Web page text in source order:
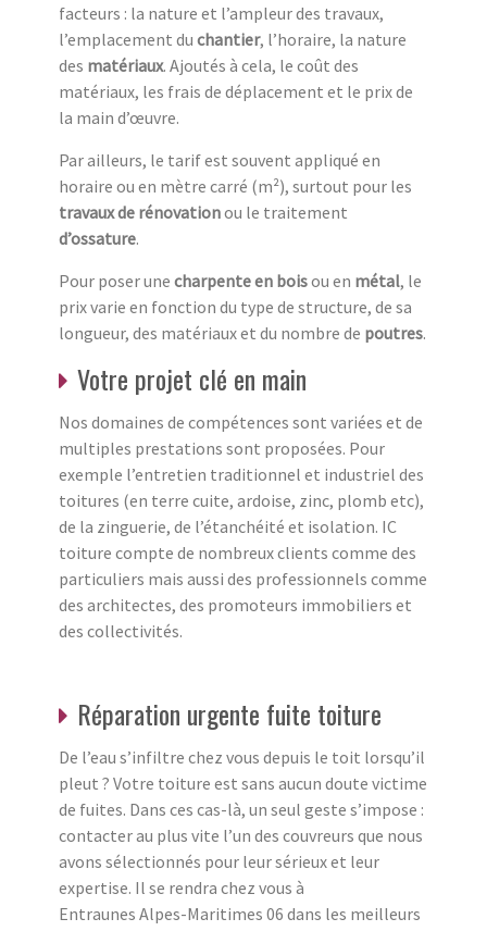
facteurs : la nature et l’ampleur des travaux,
l’emplacement du chantier, l’horaire, la nature
des matériaux. Ajoutés à cela, le coût des
matériaux, les frais de déplacement et le prix de
la main d’œuvre.
Par ailleurs, le tarif est souvent appliqué en
horaire ou en mètre carré (m²), surtout pour les
travaux de rénovationou le traitement
d’ossature.
Pour poser une charpente en boisou en métal, le
prix varie en fonction du type de structure, de sa
longueur, des matériaux et du nombre de poutres.
Votre projet clé en main
Nos domaines de compétences sont variées et de
multiples prestations sont proposées. Pour
exemple l’entretien traditionnel et industriel des
toitures (en terre cuite, ardoise, zinc, plomb etc),
de la zinguerie, de l’étanchéité et isolation. IC
toiture compte de nombreux clients comme des
particuliers mais aussi des professionnels comme
des architectes, des promoteurs immobiliers et
des collectivités.
Réparation urgente fuite toiture
De l’eau s’infiltre chez vous depuis le toit lorsqu’il
pleut ? Votre toiture est sans aucun doute victime
de fuites. Dans ces cas-là, un seul geste s’impose :
contacter au plus vite l’un des couvreurs que nous
avons sélectionnés pour leur sérieux et leur
expertise. Il se rendra chez vous à
Entraunes Alpes-Maritimes 06 dans les meilleurs